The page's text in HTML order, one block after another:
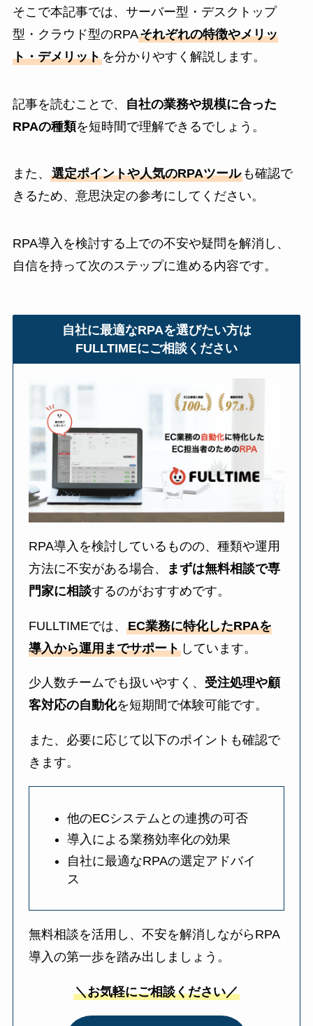
そこで本記事では、サーバー型・デスクトップ
型・クラウド型のRPAそれぞれの特徴やメリッ
ト・デメリットを分かりやすく解説します。
記事を読むことで、
自社の業務や規模に合った
RPAの種類を短時間で理解できるでしょう。
また、 選定ポイントや人気のRPAツールも確認で
きるため、意思決定の参考にしてください。
RPA導入を検討する上での不安や疑問を解消し、
自信を持って次のステップに進める内容です。
自社に最適なRPAを選びたい方は
FULLTIMEにご相談ください
RPA導入を検討しているものの、種類や運用
方法に不安がある場合、
まずは無料相談で専
門家に相談するのがおすすめです。
FULLTIMEでは、EC業務に特化したRPAを
導入から運用までサポート しています。
少人数チームでも扱いやすく、 受注処理や顧
客対応の自動化を短期間で体験可能です。
また、必要に応じて以下のポイントも確認で
きます。
他のECシステムとの連携の可否
導入による業務効率化の効果
自社に最適なRPAの選定アドバイ
ス
無料相談を活用し、不安を解消しながらRPA
導入の第一歩を踏み出しましょう。
＼お気軽にご相談ください／